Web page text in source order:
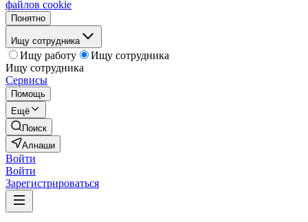
файлов cookie
Понятно
Ищу сотрудника
Ищу работу
Ищу сотрудника
Ищу сотрудника
Сервисы
Помощь
Ещё
Поиск
Алнаши
Войти
Войти
Зарегистрироваться